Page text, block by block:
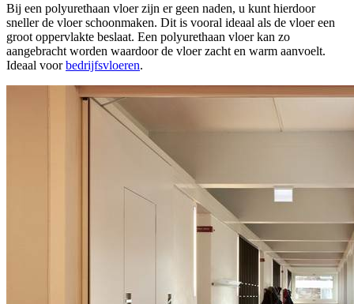
Bij een polyurethaan vloer zijn er geen naden, u kunt hierdoor
sneller de vloer schoonmaken. Dit is vooral ideaal als de vloer een
groot oppervlakte beslaat. Een polyurethaan vloer kan zo
aangebracht worden waardoor de vloer zacht en warm aanvoelt.
Ideaal voorbedrijfsvloeren.